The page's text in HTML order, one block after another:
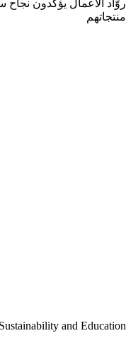
روّاد الأعمال يؤكدون
منتجاتهم
and Education